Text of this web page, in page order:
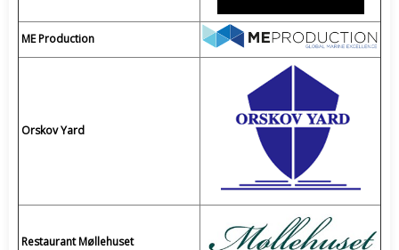
ME Production
Orskov Yard
Restaurant Møllehuset